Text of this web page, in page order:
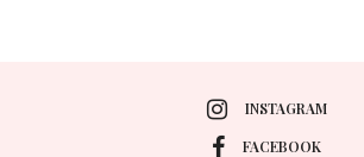
INSTAGRAM
FACEBOOK